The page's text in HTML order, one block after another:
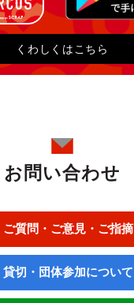
くわしくはこちら
お問い合わせ
ご質問・ご意見・ご指摘
貸切・団体参加について